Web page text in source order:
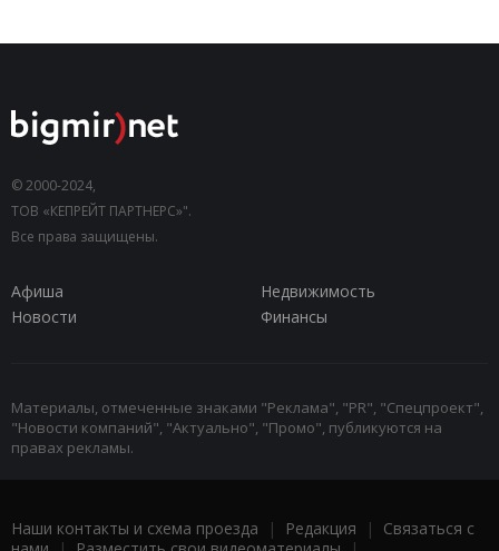
© 2000-2024,
ТОВ «КЕПРЕЙТ ПАРТНЕРС»".
Все права защищены.
Афиша
Недвижимость
Новости
Финансы
Материалы, отмеченные знаками "Реклама", "PR", "Спецпроект",
"Новости компаний", "Актуально", "Промо", публикуются на
правах рекламы.
Наши контакты и схема проезда | Редакция | Связаться с